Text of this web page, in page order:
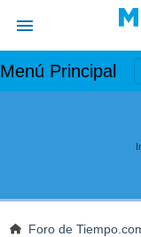
Menú Principal
Foro de